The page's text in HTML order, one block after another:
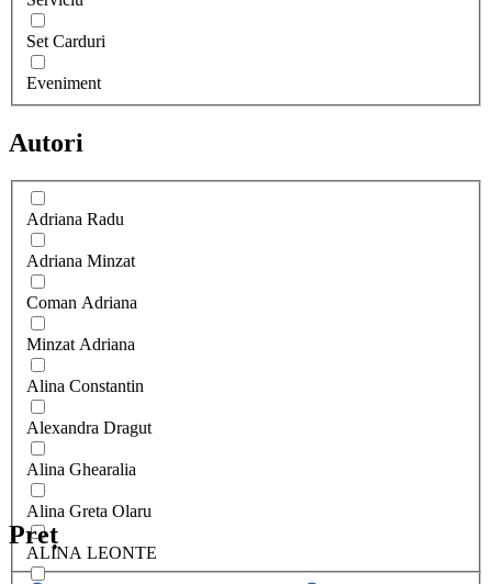
Set Carduri
Eveniment
Autori
Adriana Radu
Adriana Minzat
Coman Adriana
Minzat Adriana
Alina Constantin
Alexandra Dragut
Alina Ghearalia
Alina Greta Olaru
ALINA LEONTE
Preț